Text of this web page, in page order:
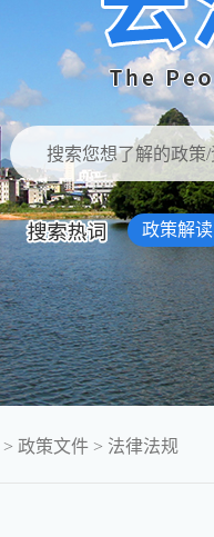
政策解读
> 政策文件 > 法律法规